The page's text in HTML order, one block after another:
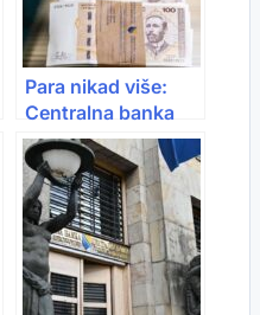
Para nikad više:
Centralna banka
BiH ruši rekorde
dobiti